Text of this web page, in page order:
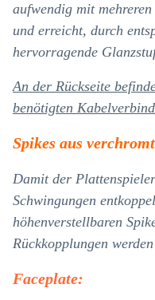
aufwendig mit
und erreicht, durch
hervorragende
An der Rückseite
benötigten
Spikes aus
Damit der
Schwingungen
höhenverstellbaren
Rückkopplungen
Faceplate: